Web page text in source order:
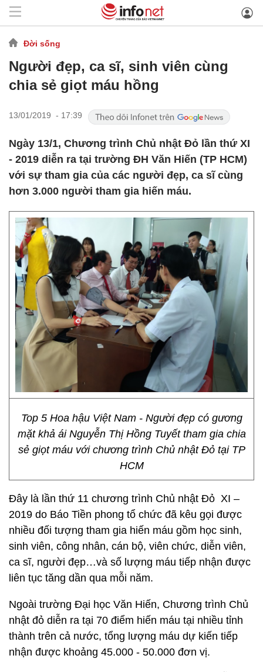
Đời sống
Người đẹp, ca sĩ, sinh viên cùng
chia sẻ giọt máu hồng
13/01/2019 - 17:39
Ngày 13/1, Chương trình Chủ nhật Đỏ lần thứ XI
- 2019 diễn ra tại trường ĐH Văn Hiến (TP HCM)
với sự tham gia của các người đẹp, ca sĩ cùng
hơn 3.000 người tham gia hiến máu.
Top 5 Hoa hậu Việt Nam - Người đẹp có gương
mặt khả ái Nguyễn Thị Hồng Tuyết tham gia chia
sẻ giọt máu với chương trình Chủ nhật Đỏ tại TP
HCM
Đây là lần thứ 11 chương trình Chủ nhật Đỏ XI –
2019 do Báo Tiền phong tổ chức đã kêu gọi được
nhiều đối tượng tham gia hiến máu gồm học sinh,
sinh viên, công nhân, cán bộ, viên chức, diễn viên,
ca sĩ, người đẹp…và số lượng máu tiếp nhận được
liên tục tăng dần qua mỗi năm.
Ngoài trường Đại học Văn Hiến, Chương trình Chủ
nhật đỏ diễn ra tại 70 điểm hiến máu tại nhiều tỉnh
thành trên cả nước, tổng lượng máu dự kiến tiếp
nhận được khoảng 45.000 - 50.000 đơn vị.